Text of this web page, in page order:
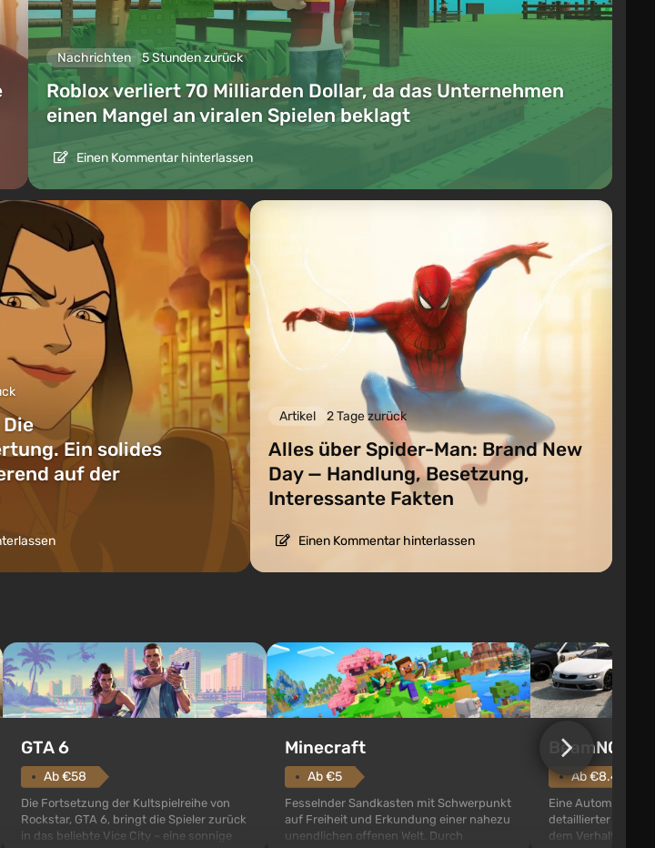
Nachrichten 5 Stunden zurück
Roblox verliert 70 Milliarden Dollar, da das Unternehmen
einen Mangel an viralen Spielen beklagt
Einen Kommentar hinterlassen
Ein solides
auf der
Artikel 2 Tage zurück
Alles über Spider-Man: Brand New
Day — Handlung, Besetzung,
Interessante Fakten
Einen Kommentar hinterlassen
GTA 6
Ab €58
Die Fortsetzung der Kultspielreihe von
Rockstar, GTA 6, bringt die Spieler zurück
in das beliebte Vice City – eine sonnige
Minecraft
Ab €5
Fesselnder Sandkasten mit Schwerpunkt
auf Freiheit und Erkundung einer nahezu
unendlichen offenen Welt. Durch
Ab €8.48
Eine Automobil-
detaillierter Physik
dem Verhalten